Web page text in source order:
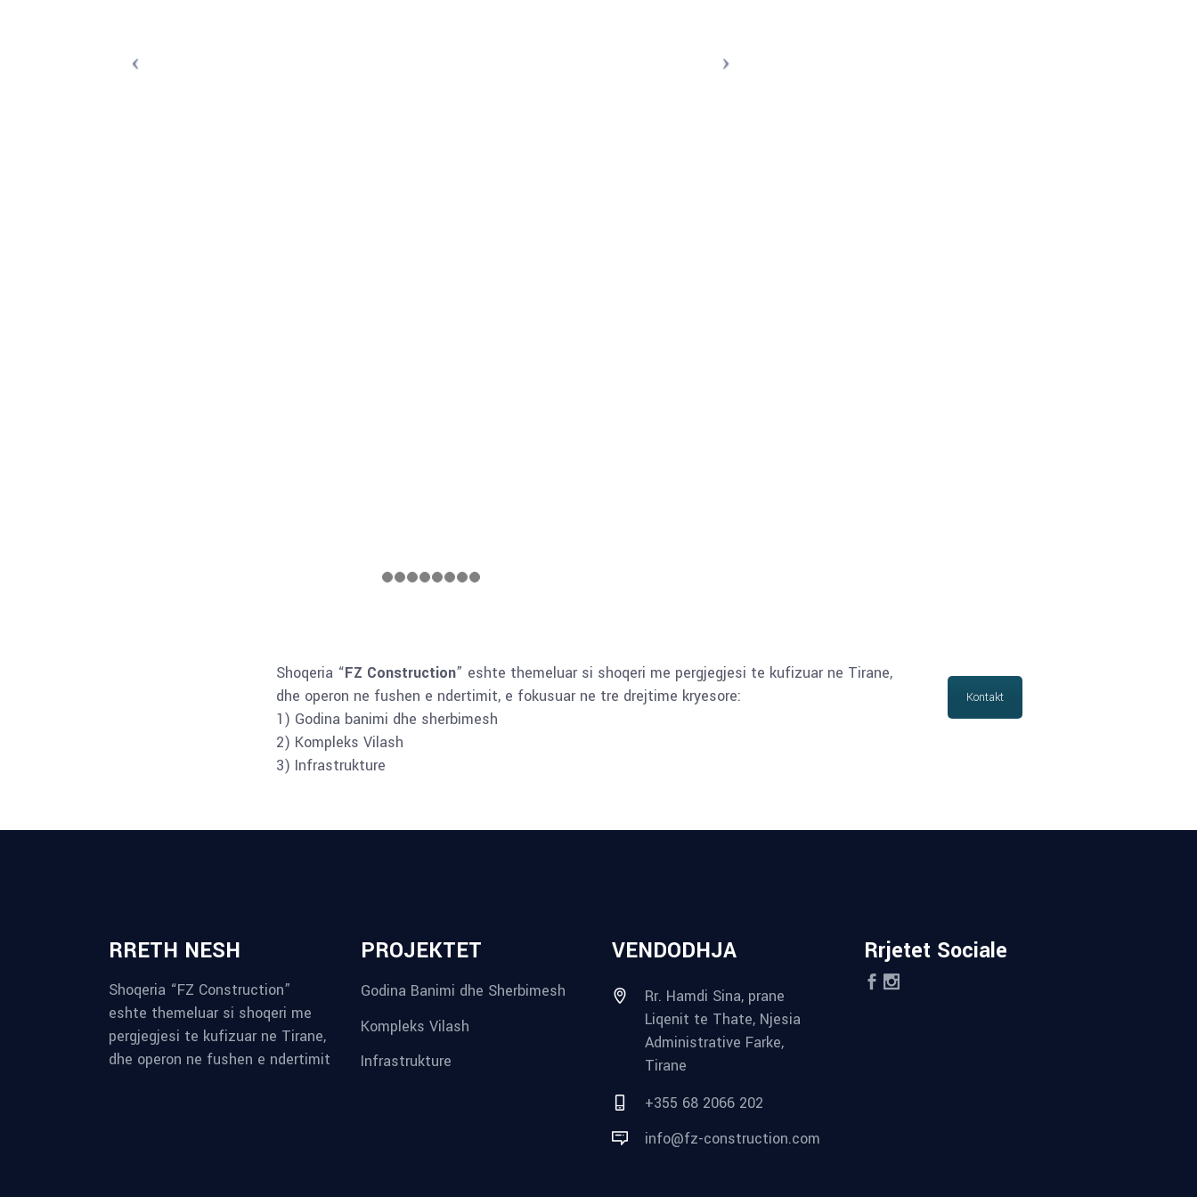
Shoqeria “FZ Construction” eshte themeluar si shoqeri me pergjegjesi te kufizuar ne Tirane,
dhe operon ne fushen e ndertimit, e fokusuar ne tre drejtime kryesore:
1) Godina banimi dhe sherbimesh
2) Kompleks Vilash
3) Infrastrukture
Kontakt
RRETH NESH
Shoqeria “FZ Construction”
eshte themeluar si shoqeri me
pergjegjesi te kufizuar ne Tirane,
dhe operon ne fushen e ndertimit
PROJEKTET
Godina Banimi dhe Sherbimesh
Kompleks Vilash
Infrastrukture
VENDODHJA
Rr. Hamdi Sina, prane
Liqenit te Thate, Njesia
Administrative Farke,
Tirane
+355 68 2066 202
info@fz-construction.com
Rrjetet Sociale